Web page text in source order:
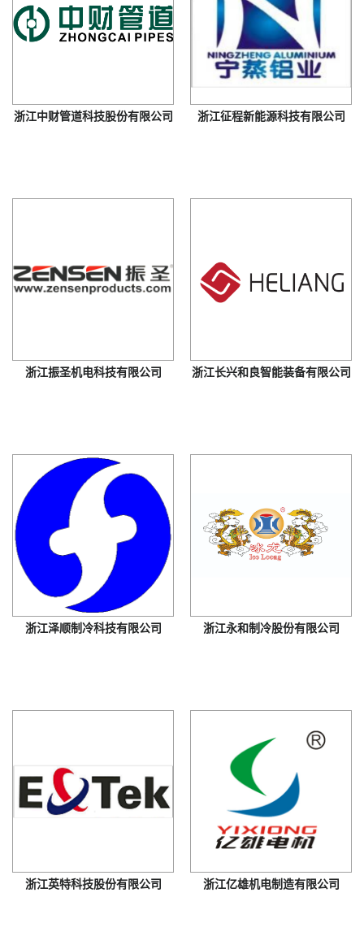
浙江中财管道科技股份有限公司 浙江征程新能源科技有限公司
浙江振圣机电科技有限公司 浙江长兴和良智能装备有限公司
浙江泽顺制冷科技有限公司 浙江永和制冷股份有限公司
浙江英特科技股份有限公司 浙江亿雄机电制造有限公司